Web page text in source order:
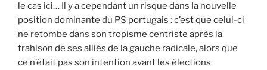
le cas ici… Il y a cependant un risque dans la nouvelle
position dominante du PS portugais : c’est que celui-ci
ne retombe dans son tropisme centriste après la
trahison de ses alliés de la gauche radicale, alors que
ce n’était pas son intention avant les élections